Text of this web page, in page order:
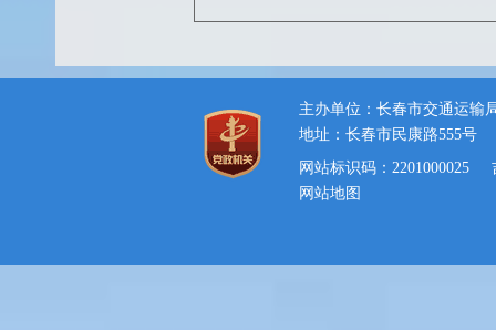
主办单位：长春市交通运输
地址：长春市民康路555号
网站标识码：2201000025
网站地图